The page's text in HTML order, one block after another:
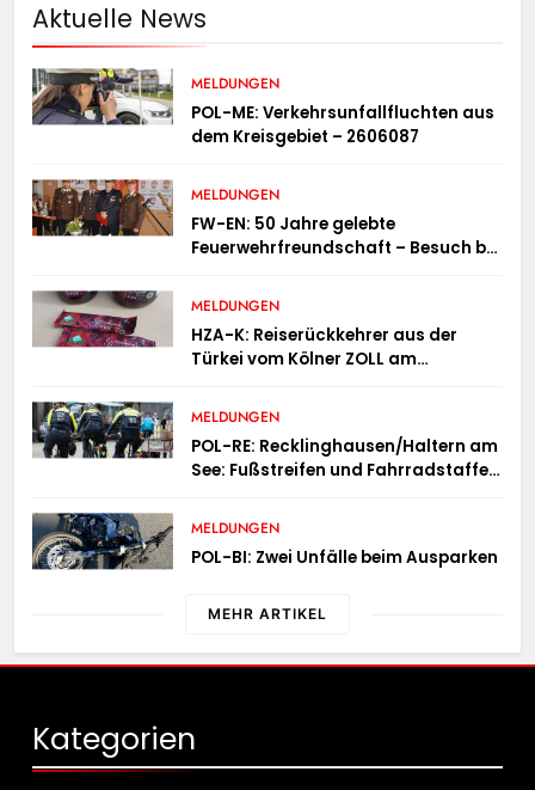
Aktuelle News
MELDUNGEN
POL-ME: Verkehrsunfallfluchten aus
dem Kreisgebiet – 2606087
MELDUNGEN
FW-EN: 50 Jahre gelebte
Feuerwehrfreundschaft – Besuch bei
Österreich
MELDUNGEN
HZA-K: Reiserückkehrer aus der
Türkei vom Kölner ZOLL am
Potenzhonig erwischt / Gefährlicher
MELDUNGEN
POL-RE: Recklinghausen/Haltern am
See: Fußstreifen und Fahrradstaffel
MELDUNGEN
POL-BI: Zwei Unfälle beim Ausparken
MEHR ARTIKEL
Kategorien